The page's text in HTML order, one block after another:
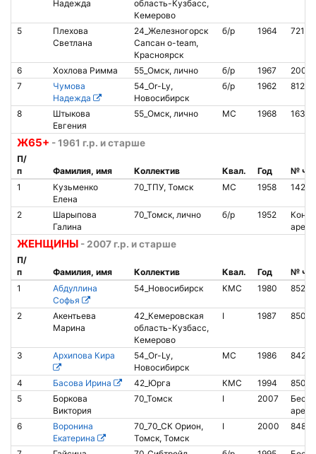
Надежда
область-Кузбасс,
Кемерово
5
Плехова
Светлана
24_Железногорск
Сапсан o-team,
Красноярск
б/р 1964
6 Хохлова Римма 55_Омск, лично б/р 1967
7
Чумова
Надежда
54_Or-Ly,
Новосибирск
б/р 1962
8
Штыкова
Евгения
55_Омск, лично МС 1968
Ж65+ - 1961 г.р. и старше
П/
п
Фамилия, имя Коллектив Квал. Год
№
1
Кузьменко
Елена
70_ТПУ, Томск МС 1958
2
Шарыпова
Галина
70_Томск, лично б/р 1952
ЖЕНЩИНЫ - 2007 г.р. и старше
П/
п
Фамилия, имя Коллектив Квал. Год
№
1
Абдуллина
Софья
54_Новосибирск КМС 1980
2
Акентьева
Марина
42_Кемеровская
область-Кузбасс,
Кемерово
I 1987
3 Архипова Кира
54_Or-Ly,
Новосибирск
МС 1986
4 Басова Ирина 42_Юрга КМС 1994
5
Боркова
Виктория
70_Томск I 2007
6
Воронина
Екатерина
70_70_СК Орион,
Томск, Томск
I 2000